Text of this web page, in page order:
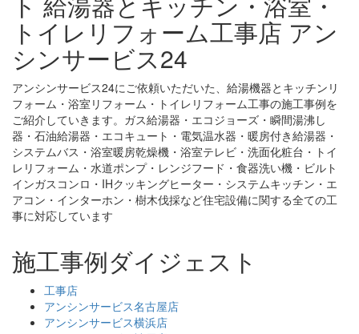
トイレリフォーム工事店 アン
シンサービス24
アンシンサービス24にご依頼いただいた、給湯機器とキッチンリ
フォーム・浴室リフォーム・トイレリフォーム工事の施工事例を
ご紹介していきます。ガス給湯器・エコジョーズ・瞬間湯沸し
器・石油給湯器・エコキュート・電気温水器・暖房付き給湯器・
システムバス・浴室暖房乾燥機・浴室テレビ・洗面化粧台・トイ
レリフォーム・水道ポンプ・レンジフード・食器洗い機・ビルト
インガスコンロ・IHクッキングヒーター・システムキッチン・エ
アコン・インターホン・樹木伐採など住宅設備に関する全ての工
事に対応しています
施工事例ダイジェスト
工事店
アンシンサービス名古屋店
アンシンサービス横浜店